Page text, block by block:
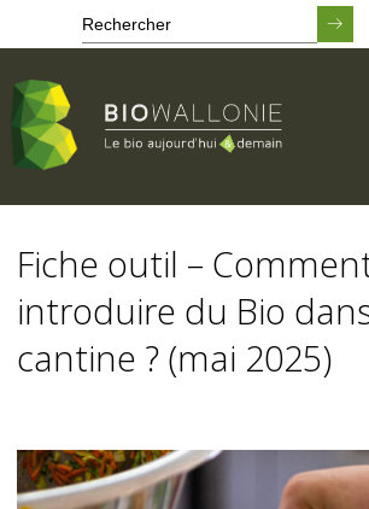
contenu
principal
Fiche outil –
introduire du Bio
cantine ? (mai 2025)